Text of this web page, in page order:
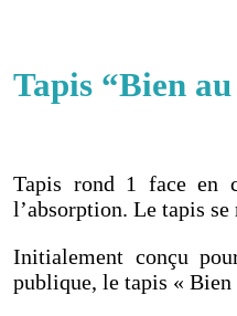
Tapis “Bien
Tapis rond 1 face en
l’absorption. Le tapis
Initialement conçu
publique, le tapis « Bien